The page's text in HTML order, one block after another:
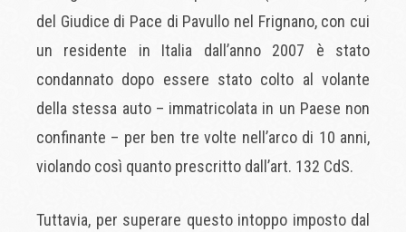
del Giudice di Pace di Pavullo nel Frignano, con cui
un residente in Italia dall’anno 2007 è stato
condannato dopo essere stato colto al volante
della stessa auto – immatricolata in un Paese non
confinante – per ben tre volte nell’arco di 10 anni,
violando così quanto prescritto dall’art. 132 CdS.
Tuttavia, per superare questo intoppo imposto dal